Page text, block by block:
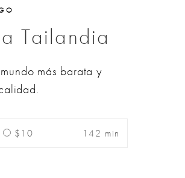
Tailandia
más barata y
$10 142 min